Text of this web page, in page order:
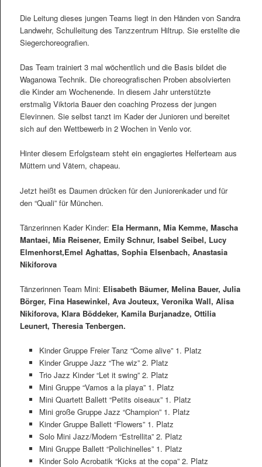
Die Leitung dieses jungen Teams liegt in den Händen von Sandra
Landwehr, Schulleitung des Tanzzentrum Hiltrup. Sie erstellte die
Siegerchoreografien.
Das Team trainiert 3 mal wöchentlich und die Basis bildet die
Waganowa Technik. Die choreografischen Proben absolvierten
die Kinder am Wochenende. In diesem Jahr unterstützte
erstmalig Viktoria Bauer den coaching Prozess der jungen
Elevinnen. Sie selbst tanzt im Kader der Junioren und bereitet
sich auf den Wettbewerb in 2 Wochen in Venlo vor.
Hinter diesem Erfolgsteam steht ein engagiertes Helferteam aus
Müttern und Vätern, chapeau.
Jetzt heißt es Daumen drücken für den Juniorenkader und für
den “Quali” für München.
Tänzerinnen Kader Kinder: Ela Hermann, Mia Kemme, Mascha
Mantaei, Mia Reisener, Emily Schnur, Isabel Seibel, Lucy
Elmenhorst,Emel Aghattas, Sophia Elsenbach, Anastasia
Nikiforova
Tänzerinnen Team Mini: Elisabeth Bäumer, Melina Bauer, Julia
Börger, Fina Hasewinkel, Ava Jouteux, Veronika Wall, Alisa
Nikiforova, Klara Böddeker, Kamila Burjanadze, Ottilia
Leunert, Theresia Tenbergen.
Kinder Gruppe Freier Tanz “Come alive” 1. Platz
Kinder Gruppe Jazz “The wiz” 2. Platz
Trio Jazz Kinder “Let it swing” 2. Platz
Mini Gruppe “Vamos a la playa” 1. Platz
Mini Quartett Ballett “Petits oiseaux” 1. Platz
Mini große Gruppe Jazz “Champion” 1. Platz
Kinder Gruppe Ballett “Flowers” 1. Platz
Solo Mini Jazz/Modern “Estrellita” 2. Platz
Mini Gruppe Ballett “Polichinelles” 1. Platz
Kinder Solo Acrobatik “Kicks at the copa” 2. Platz